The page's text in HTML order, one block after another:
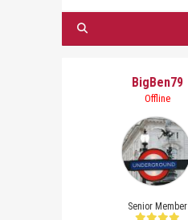
BigBen79
Offline
Senior Member